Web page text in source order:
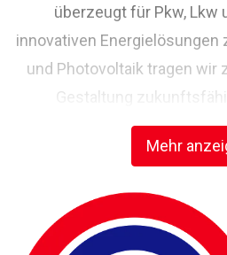
überzeugt für Pkw, Lkw
innovativen Energielösungen
und Photovoltaik tragen wir
Gestaltung
Erstklassiger Service und
füllen das
Mehr